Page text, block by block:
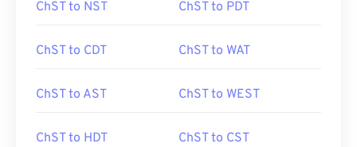
ChST to NST ChST to PDT
ChST to CDT ChST to WAT
ChST to AST ChST to WEST
ChST to HDT ChST to CST